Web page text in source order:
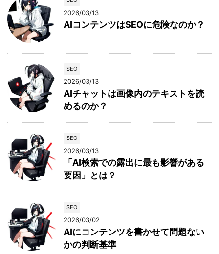
2026/03/13
AIコンテンツはSEOに危険なのか？
SEO
2026/03/13
AIチャットは画像内のテキストを読
めるのか？
SEO
2026/03/13
「AI検索での露出に最も影響がある
要因」とは？
SEO
2026/03/02
AIにコンテンツを書かせて問題ない
かの判断基準